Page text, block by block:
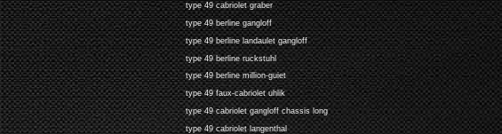
type 49 cabriolet graber
type 49 berline gangloff
type 49 berline landaulet gangloff
type 49 berline ruckstuhl
type 49 berline million-guiet
type 49 faux-cabriolet uhlik
type 49 cabriolet gangloff chassis long
type 49 cabriolet langenthal